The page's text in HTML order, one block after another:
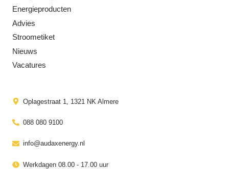
Energieproducten
Advies
Stroometiket
Nieuws
Vacatures
Oplagestraat 1, 1321 NK Almere
088 080 9100
info@audaxenergy.nl
Werkdagen 08.00 - 17.00 uur